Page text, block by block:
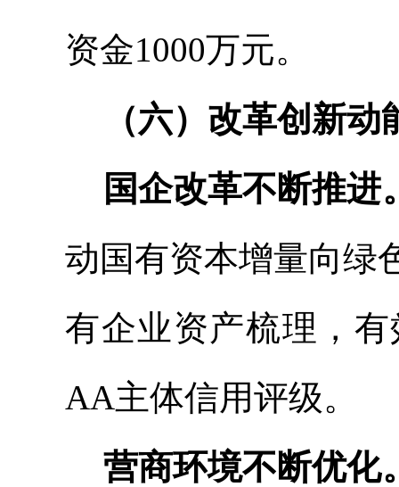
资金1000万元。
（六）改革创新
国企改革不断推进
动国有资本增量向绿
有企业资产梳理，
AA主体信用评级。
营商环境不断优化